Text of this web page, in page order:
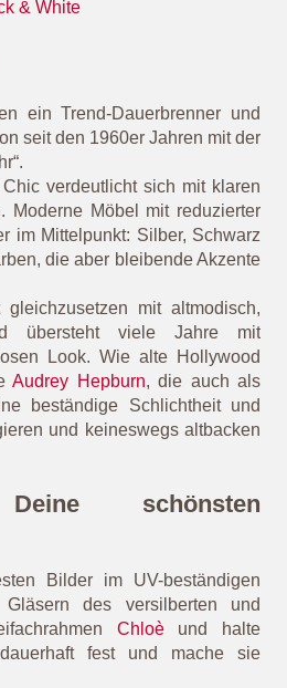
& White
ein Trend-Dauerbrenner und
seit den 1960er Jahren mit der
verdeutlicht sich mit klaren
Moderne Möbel mit reduzierter
im Mittelpunkt: Silber, Schwarz
die aber bleibende Akzente
mit altmodisch,
übersteht viele Jahre mit
Look. Wie alte Hollywood
Audrey Hepburn, die auch als
beständige Schlichtheit und
und keineswegs altbacken
schönsten
Bilder im UV-beständigen
des versilberten und
Chloèund halte
fest und mache sie